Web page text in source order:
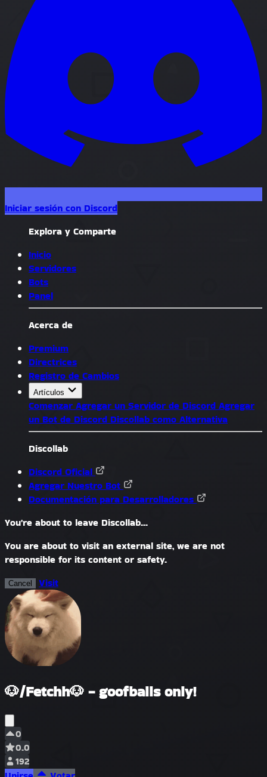
Iniciar sesión con Discord
Explora y Comparte
Inicio
Servidores
Bots
Panel
Acerca de
Premium
Directrices
Registro de Cambios
Artículos
Comenzar Agregar un Servidor de Discord Agregar
un Bot de Discord Discollab como Alternativa
Discollab
Discord Oficial
Agregar Nuestro Bot
Documentación para Desarrolladores
You're about to leave Discollab...
You are about to visit an external site, we are not
responsible for its content or safety.
Cancel Visit
🐶/Fetchh🐶 - goofballs only!
0
0.0
192